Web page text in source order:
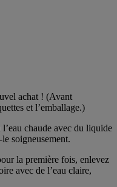
achat ! (Avant
et l’emballage.)
chaude avec du liquide
soigneusement.
la première fois, enlevez
avec de l’eau claire,